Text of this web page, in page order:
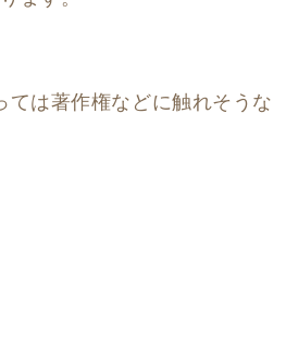
は著作権などに触れそうな